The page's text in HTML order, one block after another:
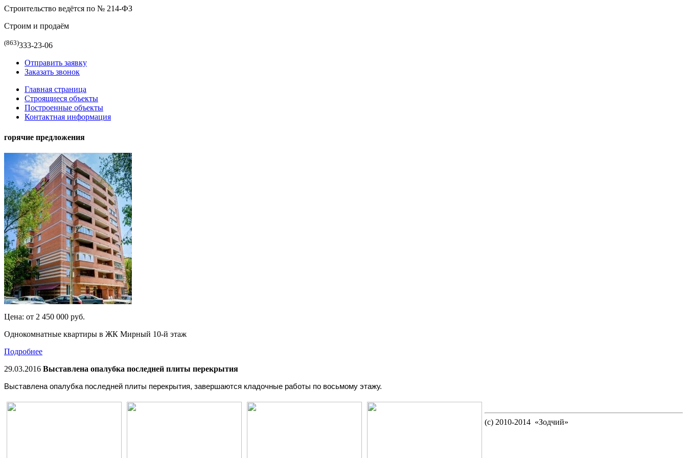
Строительство ведётся по № 214-ФЗ
Строим и продаём
(863)333-23-06
Отправить заявку
Заказать звонок
Главная страница
Строящиеся объекты
Построенные объекты
Контактная информация
горячие предложения
Цена: от 2 450 000 руб.
Однокомнатные квартиры в ЖК Мирный 10-й этаж
Подробнее
29.03.2016 Выставлена опалубка последней плиты перекрытия
Выставлена опалубка последней плиты перекрытия, завершаются кладочные работы по восьмому этажу.
(c) 2010-2014 «Зодчий»